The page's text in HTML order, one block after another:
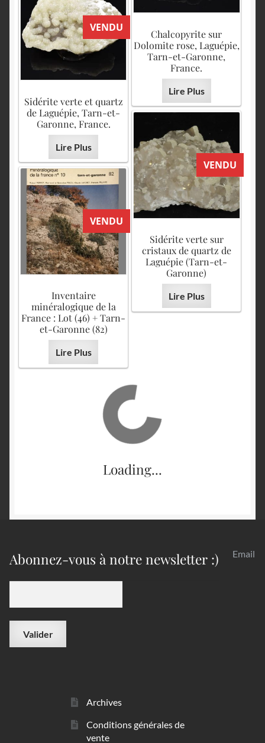
Chalcopyrite sur
Dolomite rose, Laguépie,
Tarn-et-Garonne,
France.
Lire Plus
VENDU
Sidérite verte et quartz
de Laguépie, Tarn-et-
Garonne, France.
Lire Plus
VENDU
Sidérite verte sur
cristaux de quartz de
Laguépie (Tarn-et-
Garonne)
Lire Plus
VENDU
Inventaire
minéralogique de la
France : Lot (46) + Tarn-
et-Garonne (82)
Lire Plus
Loading...
Abonnez-vous à notre newsletter :) Email
Archives
Conditions générales de
vente